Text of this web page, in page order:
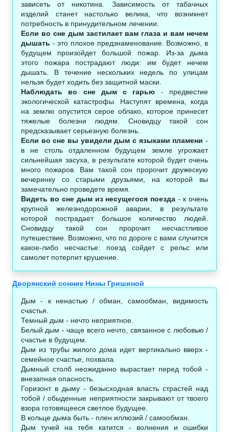
зависеть от никотина. Зависимость от табачных
изделий станет настолько велика, что возникнет
потребность в принудительном лечении.
Если во сне дым застилает вам глаза и вам нечем
дышать - это плохое предзнаменование. Возможно, в
будущем произойдет большой пожар. Из-за дыма
этого пожара пострадают люди: им будет нечем
дышать. В течение нескольких недель по улицам
нельзя будет ходить без защитной маски.
Наблюдать во сне дым с гарью - предвестие
экологической катастрофы. Наступят времена, когда
на землю опустится серое облако, которое принесет
тяжелые болезни людям. Сновидцу такой сон
предсказывает серьезную болезнь.
Если во сне вы увидели дым с языками пламени -
в не столь отдаленном будущем земле угрожает
сильнейшая засуха, в результате которой будет очень
много пожаров. Вам такой сон пророчит дружескую
вечеринку со старыми друзьями, на которой вы
замечательно проведете время.
Видеть во сне дым из несущегося поезда - к очень
крупной железнодорожной аварии, в результате
которой пострадает большое количество людей.
Сновидцу такой сон пророчит несчастливое
путешествие. Возможно, что по дороге с вами случится
какое-либо несчастье: поезд сойдет с рельс или
самолет потерпит крушение.
Дворянский сонник Нины Гришиной
Дым - к ненастью / обман, самообман, видимость
счастья.
Темный дым - нечто неприятное.
Белый дым - чаще всего нечто, связанное с любовью /
счастье в будущем.
Дым из трубы жилого дома идет вертикально вверх -
семейное счастье, похвала.
Дымный столб неожиданно вырастает перед тобой -
внезапная опасность.
Горизонт в дыму - безысходная власть страстей над
тобой / обыденные неприятности закрывают от твоего
взора готовящееся светлое будущее.
В кольце дыма быть - плен иллюзий / самообман.
Дым тучей на тебя катится - волнения и ошибки